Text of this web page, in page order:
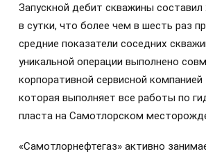
Запускной дебит скважины
в сутки, что более чем в шесть раз
средние показатели соседних
уникальной операции выполнено
корпоративной сервисной
которая выполняет все работы по
пласта на Самотлорском
«Самотлорнефтегаз» активно